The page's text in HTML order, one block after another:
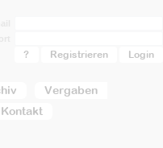
Vergaben
Kontakt
? Registrieren